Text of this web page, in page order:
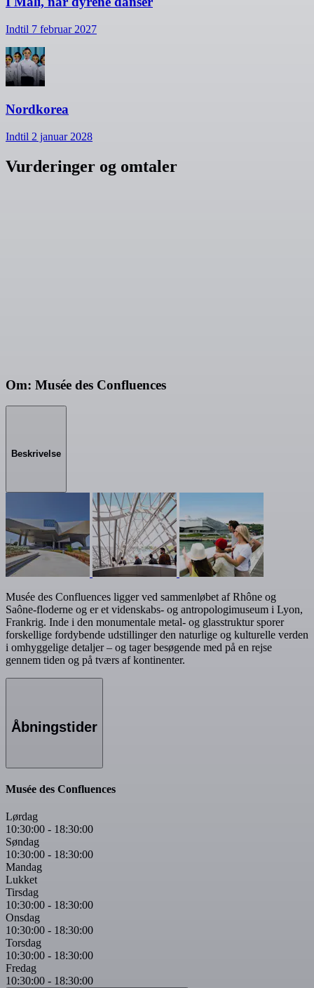
Indtil 7 februar 2027
Nordkorea
Indtil 2 januar 2028
Vurderinger og omtaler
Om: Musée des Confluences
Beskrivelse
Musée des Confluences ligger ved sammenløbet af Rhône og
Saône-floderne og er et videnskabs- og antropologimuseum i Lyon,
Frankrig. Inde i den monumentale metal- og glasstruktur sporer
forskellige fordybende udstillinger den naturlige og kulturelle verden
i omhyggelige detaljer – og tager besøgende med på en rejse
gennem tiden og på tværs af kontinenter.
Åbningstider
Musée des Confluences
Lørdag
10:30:00 - 18:30:00
Søndag
10:30:00 - 18:30:00
Mandag
Lukket
Tirsdag
10:30:00 - 18:30:00
Onsdag
10:30:00 - 18:30:00
Torsdag
10:30:00 - 18:30:00
Fredag
10:30:00 - 18:30:00